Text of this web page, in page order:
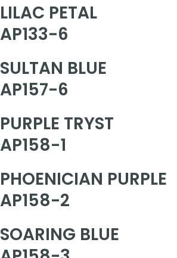
LILAC PETAL
AP133-6
SULTAN BLUE
AP157-6
PURPLE TRYST
AP158-1
PHOENICIAN PURPLE
AP158-2
SOARING BLUE